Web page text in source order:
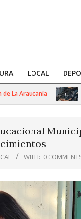
LOCAL
Araucanía
WITH: 0